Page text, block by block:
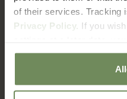
of their services. Tracking
Privacy Policy. If you
Policypage.
Over
Zijn de kunstplanten